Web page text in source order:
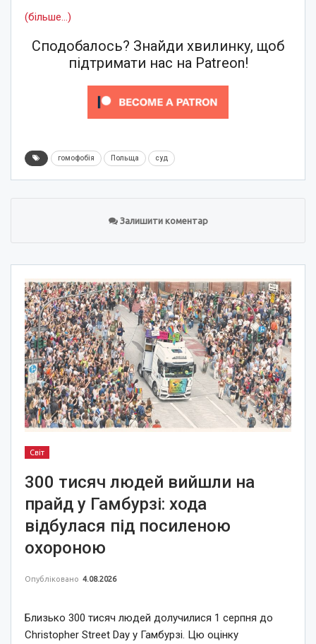
(більше…)
Сподобалось? Знайди хвилинку, щоб
підтримати нас на Patreon!
гомофобія Польща суд
Залишити коментар
Світ
300 тисяч людей вийшли на
прайд у Гамбурзі: хода
відбулася під посиленою
охороною
Опубліковано 4.08.2026
Близько 300 тисяч людей долучилися 1 серпня до
Christopher Street Day у Гамбурзі. Цю оцінку